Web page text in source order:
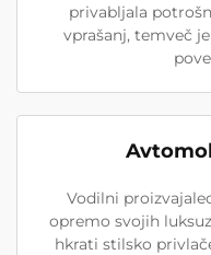
privabljala
vprašanj, temveč
Vodilni
opremo svojih
hkrati stilsko